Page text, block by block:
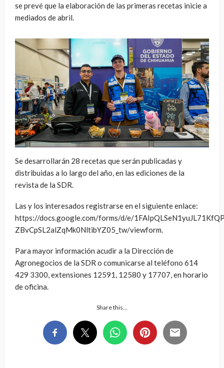
se prevé que la elaboración de las primeras recetas inicie a
mediados de abril.
Se desarrollarán 28 recetas que serán publicadas y
distribuidas a lo largo del año, en las ediciones de la
revista de la SDR.
Las y los interesados registrarse en el siguiente enlace:
https://docs.google.com/forms/d/e/
ZBvCpSL2alZqMk0NltibYZ05_tw/viewform.
Para mayor información acudir a la Dirección de
Agronegocios de la SDR o comunicarse al teléfono 614
429 3300, extensiones 12591, 12580 y 17707, en horario
de oficina.
Share this…